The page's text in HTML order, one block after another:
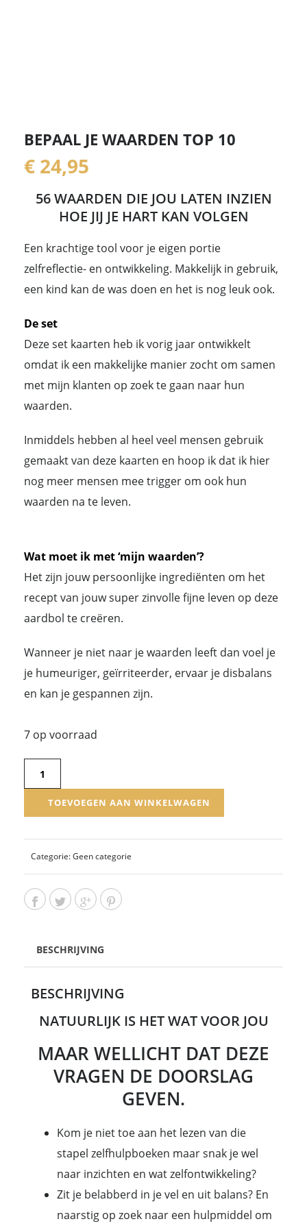
BEPAAL JE WAARDEN TOP 10
€ 24,95
56 WAARDEN DIE JOU LATEN INZIEN
HOE JIJ JE HART KAN VOLGEN
Een krachtige tool voor je eigen portie
zelfreflectie- en ontwikkeling. Makkelijk in gebruik,
een kind kan de was doen en het is nog leuk ook.
De set
Deze set kaarten heb ik vorig jaar ontwikkelt
omdat ik een makkelijke manier zocht om samen
met mijn klanten op zoek te gaan naar hun
waarden.
Inmiddels hebben al heel veel mensen gebruik
gemaakt van deze kaarten en hoop ik dat ik hier
nog meer mensen mee trigger om ook hun
waarden na te leven.
Wat moet ik met ‘mijn waarden’?
Het zijn jouw persoonlijke ingrediënten om het
recept van jouw super zinvolle fijne leven op deze
aardbol te creëren.
Wanneer je niet naar je waarden leeft dan voel je
je humeuriger, geïrriteerder, ervaar je disbalans
en kan je gespannen zijn.
7 op voorraad
Bepaal
je
waarden
10
aantal
TOEVOEGEN AAN WINKELWAGEN
Categorie:Geen categorie
BESCHRIJVING
BESCHRIJVING
NATUURLIJK IS HET WAT VOOR JOU
MAAR WELLICHT DAT DEZE
VRAGEN DE DOORSLAG
GEVEN.
Kom je niet toe aan het lezen van die
stapel zelfhulpboeken maar snak je wel
naar inzichten en wat zelfontwikkeling?
Zit je belabberd in je vel en uit balans? En
naarstig op zoek naar een hulpmiddel om